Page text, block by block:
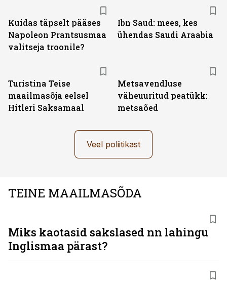
Kuidas täpselt pääses
Napoleon Prantsusmaa
valitseja troonile?
Ibn Saud: mees, kes
ühendas Saudi Araabia
Turistina Teise
maailmasõja eelsel
Hitleri Saksamaal
Metsavendluse
väheuuritud peatükk:
metsaõed
Veel poliitikast
TEINE MAAILMASÕDA
Miks kaotasid sakslased nn lahingu
Inglismaa pärast?